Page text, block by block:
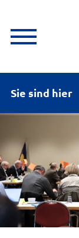
Sie sind hier